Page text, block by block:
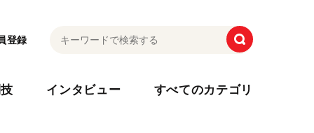
登録
インタビュー すべてのカテゴリ